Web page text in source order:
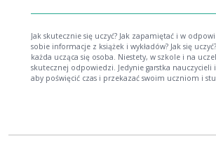
Jak skutecznie się uczyć? Jak zapamiętać i w
sobie informacje z książek i wykładów? Jak się uczyć? Podobne pytania zadaje sobie
każda ucząca się osoba. Niestety, w szkole i na
skutecznej odpowiedzi. Jedynie garstka nauczycieli
aby poświęcić czas i przekazać swoim uczniom i